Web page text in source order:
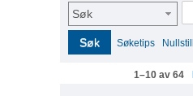
Søk
Søk Søketips Nullstill
1–10 av 64